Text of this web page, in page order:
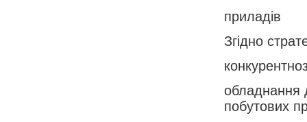
приладів
Згідно
обладнання
побутових